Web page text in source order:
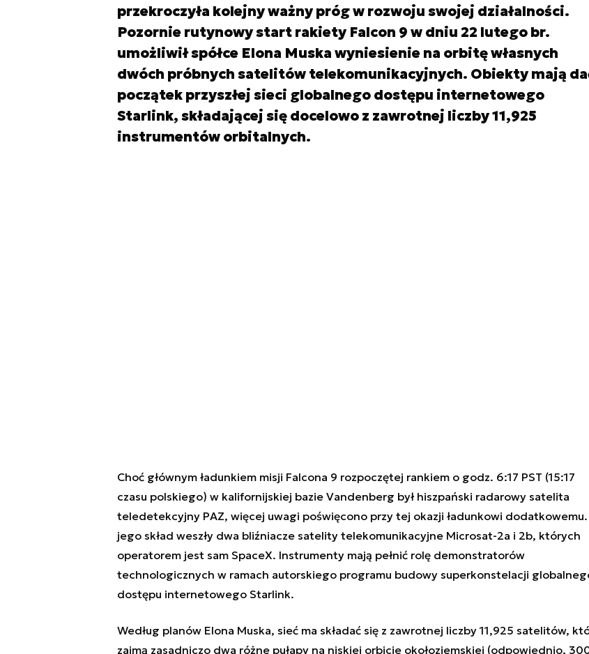
przekroczyła kolejny ważny próg w rozwoju swojej działalności.
Pozornie rutynowy start rakiety Falcon 9 w dniu 22 lutego br.
umożliwił spółce Elona Muska wyniesienie na orbitę własnych
dwóch próbnych satelitów telekomunikacyjnych. Obiekty mają
początek przyszłej sieci globalnego dostępu internetowego
Starlink, składającej się docelowo z zawrotnej liczby 11,925
instrumentów orbitalnych.
Choć głównym ładunkiem misji Falcona 9 rozpoczętej rankiem o godz. 6:17 PST (15:17
czasu polskiego) w kalifornijskiej bazie Vandenberg był hiszpański radarowy satelita
teledetekcyjny PAZ, więcej uwagi poświęcono przy tej okazji ładunkowi dodatkowemu.
jego skład weszły dwa bliźniacze satelity telekomunikacyjne Microsat-2a i 2b, których
operatorem jest sam SpaceX. Instrumenty mają pełnić rolę demonstratorów
technologicznych w ramach autorskiego programu budowy superkonstelacji
dostępu internetowego Starlink.
Według planów Elona Muska, sieć ma składać się z zawrotnej liczby 11,925 satelitów,
zajmą zasadniczo dwa różne pułapy na niskiej orbicie okołoziemskiej (odpowiednio,